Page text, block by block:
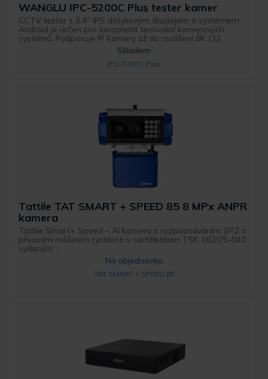
WANGLU IPC-5200C Plus tester kamer
CCTV tester s 5,4" IPS dotykovým displejem a systémem
Android je určen pro kompletní testování kamerových
systémů. Podporuje IP kamery až do rozlišení 8K (32 ...
Skladem
IPC-5200C Plus
Tattile TAT SMART + SPEED 85 8 MPx ANPR
kamera
Tattile Smart+ Speed – AI kamera s rozpoznáváním SPZ a
přesným měřením rychlosti s certifikátem TSK 162/25–040
vydaným ...
Na objednávku
TAT SMART + SPEED 85